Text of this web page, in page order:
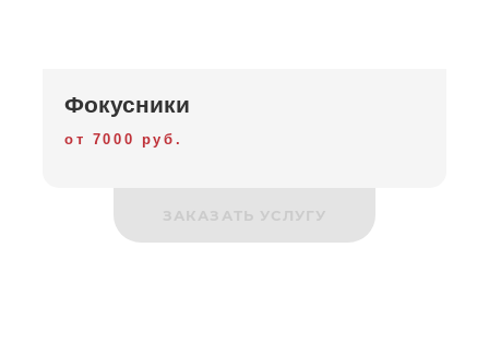
Фокусники
от 7000 руб.
ЗАКАЗАТЬ УСЛУГУ